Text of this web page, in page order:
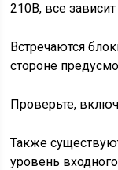
210В, все
Встречаются
стороне
Проверьте,
Также
уровень